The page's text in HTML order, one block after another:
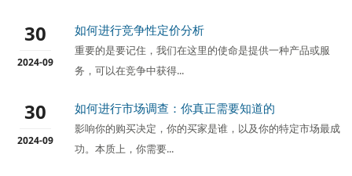
30
2024-09
如何进行竞争性定价分析
重要的是要记住，我们在这里的使命是提供一种产品或服
务，可以在竞争中获得...
30
2024-09
如何进行市场调查：你真正需要知道的
影响你的购买决定，你的买家是谁，以及你的特定市场最成
功。本质上，你需要...